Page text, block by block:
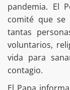
pandemia. El
comité que se
tantas
voluntarios,
vida para